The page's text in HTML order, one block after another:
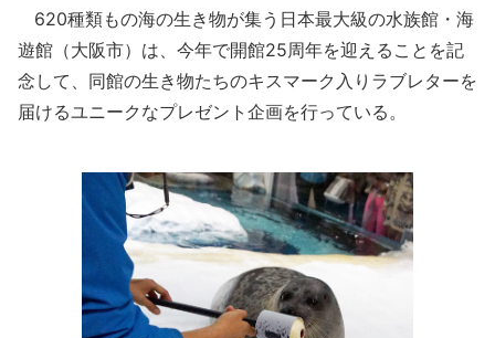
620種類もの海の生き物が集う日本最大級の水族館・海
遊館（大阪市）は、今年で開館25周年を迎えることを記
念して、同館の生き物たちのキスマーク入りラブレターを
届けるユニークなプレゼント企画を行っている。